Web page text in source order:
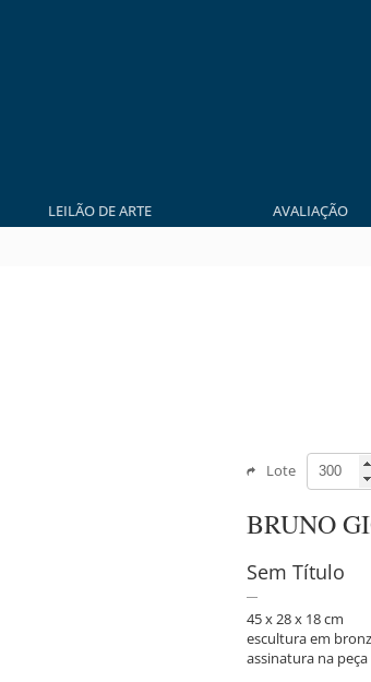
LEILÃO DE ARTE AVALIAÇÃO
Lote
BRUNO
Sem Título
45 x 28 x 18 cm
escultura em
assinatura na peça